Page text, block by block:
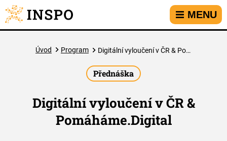
Přejít na hlavní menu
Přejít na obsah
Přejít na kontakt
MENU
Úvod Program Digitální vyloučení v ČR & Pomáháme.Digital
Přednáška
Digitální vyloučení v ČR &
Pomáháme.Digital